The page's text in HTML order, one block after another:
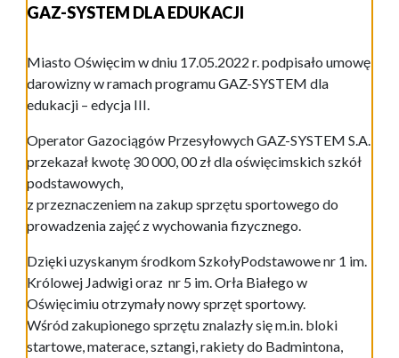
GAZ-SYSTEM DLA EDUKACJI
Miasto Oświęcim w dniu 17.05.2022 r. podpisało umowę
darowizny w ramach programu GAZ-SYSTEM dla
edukacji – edycja III.
Operator Gazociągów Przesyłowych GAZ-SYSTEM S.A.
przekazał kwotę 30 000, 00 zł dla oświęcimskich szkół
podstawowych,
z przeznaczeniem na zakup sprzętu sportowego do
prowadzenia zajęć z wychowania fizycznego.
Dzięki uzyskanym środkom SzkołyPodstawowe nr 1 im.
Królowej Jadwigi oraz nr 5 im. Orła Białego w
Oświęcimiu otrzymały nowy sprzęt sportowy.
Wśród zakupionego sprzętu znalazły się m.in. bloki
startowe, materace, sztangi, rakiety do Badmintona,